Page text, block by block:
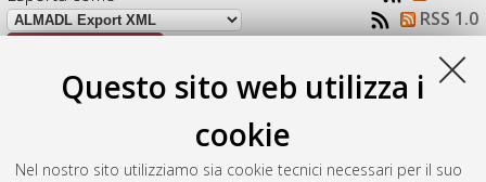
Questo sito web utilizza i
cookie
Nel nostro sito utilizziamo sia cookie tecnici necessari per il suo
RSS 1.0
Raggruppa per:Autore della tesi | Tipologia della tesi
|
Numero di documenti:1.